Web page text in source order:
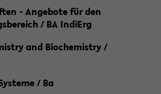
- Angebote für den
/ BA IndiErg
and Biochemistry /
/ Ba